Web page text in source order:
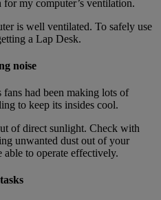
my computer’s ventilation.
is well ventilated. To safely use
a Lap Desk.
noise
fans had been making lots of
to keep its insides cool.
of direct sunlight. Check with
unwanted dust out of your
able to operate effectively.